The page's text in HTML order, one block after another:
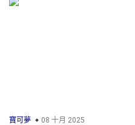
寶可夢 08 十月 2025